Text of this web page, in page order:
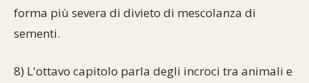
forma più severa di divieto di mescolanza di
sementi.
8) L'ottavo capitolo parla degli incroci tra animali e